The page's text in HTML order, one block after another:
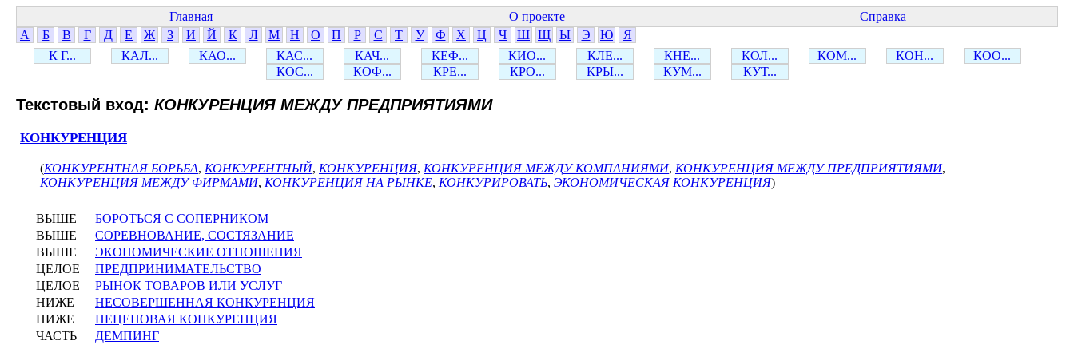
Главная О проекте
Справка
А
Б В Г Д Е Ж З И Й К Л М Н О П Р С Т У Ф Х Ц Ч Ш Щ Ы Э Ю
Я
К Г...
КАЛ... КАО... КАС... КАЧ... КЕФ... КИО... КЛЕ... КНЕ... КОЛ... КОМ... КОН...
КОО...
КОС...
КОФ... КРЕ... КРО... КРЫ... КУМ... КУТ...
Текстовый вход: КОНКУРЕНЦИЯ МЕЖДУ ПРЕДПРИЯТИЯМИ
КОНКУРЕНЦИЯ
(КОНКУРЕНТНАЯ БОРЬБА, КОНКУРЕНТНЫЙ, КОНКУРЕНЦИЯ, КОНКУРЕНЦИЯ МЕЖДУ КОМПАНИЯМИ, КОНКУРЕНЦИЯ МЕЖДУ ПРЕДПРИЯТИЯМИ,
КОНКУРЕНЦИЯ МЕЖДУ ФИРМАМИ, КОНКУРЕНЦИЯ НА РЫНКЕ, КОНКУРИРОВАТЬ, ЭКОНОМИЧЕСКАЯ КОНКУРЕНЦИЯ)
ВЫШЕ
БОРОТЬСЯ С СОПЕРНИКОМ
ВЫШЕ
СОРЕВНОВАНИЕ, СОСТЯЗАНИЕ
ВЫШЕ
ЭКОНОМИЧЕСКИЕ ОТНОШЕНИЯ
ЦЕЛОЕ
ПРЕДПРИНИМАТЕЛЬСТВО
ЦЕЛОЕ
РЫНОК ТОВАРОВ ИЛИ УСЛУГ
НИЖЕ
НЕСОВЕРШЕННАЯ КОНКУРЕНЦИЯ
НИЖЕ
НЕЦЕНОВАЯ КОНКУРЕНЦИЯ
ЧАСТЬ
ДЕМПИНГ